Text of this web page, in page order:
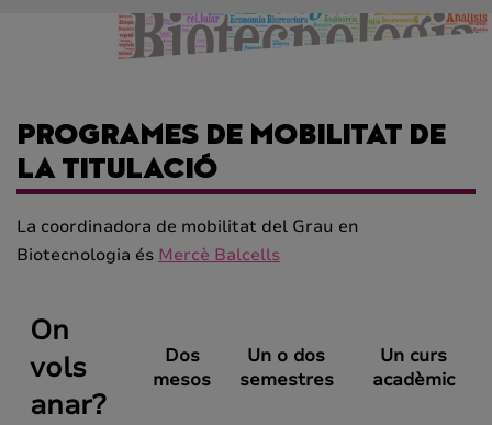
PROGRAMES DE MOBILITAT DE
LA TITULACIÓ
La coordinadora de mobilitat del Grau en
Biotecnologia és Mercè Balcells
On
vols
anar?
Dos
mesos
Un o dos
semestres
Un curs
acadèmic